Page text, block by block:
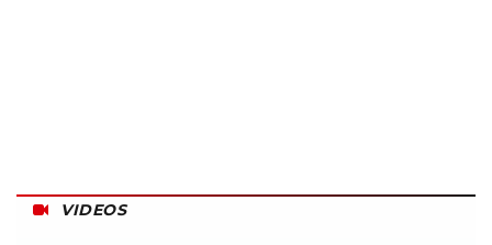
VIDEOS